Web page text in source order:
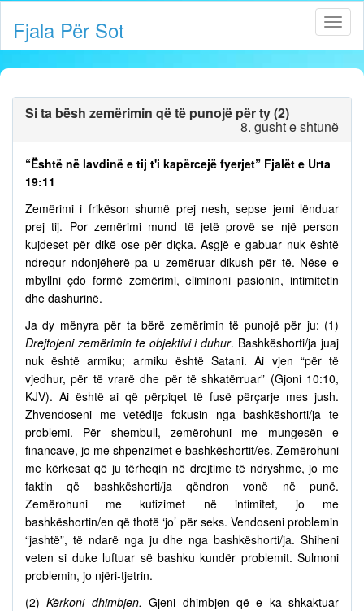
Fjala Për Sot
Si ta bësh zemërimin që të punojë për ty (2)
8. gusht e shtunë
“Është në lavdinë e tij t'i kapërcejë fyerjet” Fjalët e Urta
19:11
Zemërimi i frikëson shumë prej nesh, sepse jemi lënduar
prej tij. Por zemërimi mund të jetë provë se një person
kujdeset për dikë ose për diçka. Asgjë e gabuar nuk është
ndrequr ndonjëherë pa u zemëruar dikush për të. Nëse e
mbyllni çdo formë zemërimi, eliminoni pasionin, intimitetin
dhe dashurinë.
Ja dy mënyra për ta bërë zemërimin të punojë për ju: (1)
Drejtojeni zemërimin te objektivi i duhur. Bashkëshorti/ja juaj
nuk është armiku; armiku është Satani. Ai vjen “për të
vjedhur, për të vrarë dhe për të shkatërruar” (Gjoni 10:10,
KJV). Ai është ai që përpiqet të fusë përçarje mes jush.
Zhvendoseni me vetëdije fokusin nga bashkëshorti/ja te
problemi. Për shembull, zemërohuni me mungesën e
financave, jo me shpenzimet e bashkëshortit/es. Zemërohuni
me kërkesat që ju tërheqin në drejtime të ndryshme, jo me
faktin që bashkëshorti/ja qëndron vonë në punë.
Zemërohuni me kufizimet në intimitet, jo me
bashkëshortin/en që thotë ‘jo’ për seks. Vendoseni problemin
“jashtë”, të ndarë nga ju dhe nga bashkëshorti/ja. Shiheni
veten si duke luftuar së bashku kundër problemit. Sulmoni
problemin, jo njëri-tjetrin.
(2)Kërkoni dhimbjen. Gjeni dhimbjen që e ka shkaktuar